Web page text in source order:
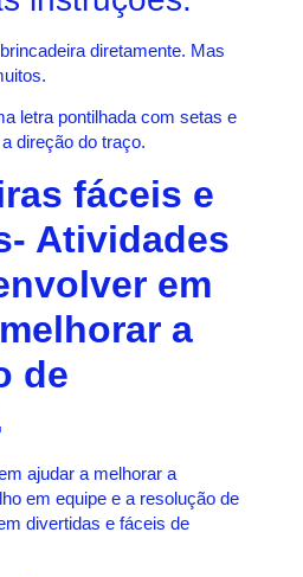
diretamente. Mas
letra pontilhada com setas e
direção do traço.
fáceis e
Atividades
em
a
de
ajudar a melhorar a
em equipe e a resolução de
divertidas e fáceis de